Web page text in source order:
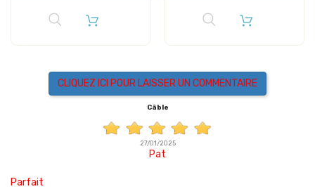
CLIQUEZ ICI POUR LAISSER UN COMMENTAIRE
Câble
27/01/2025
Pat
Parfait